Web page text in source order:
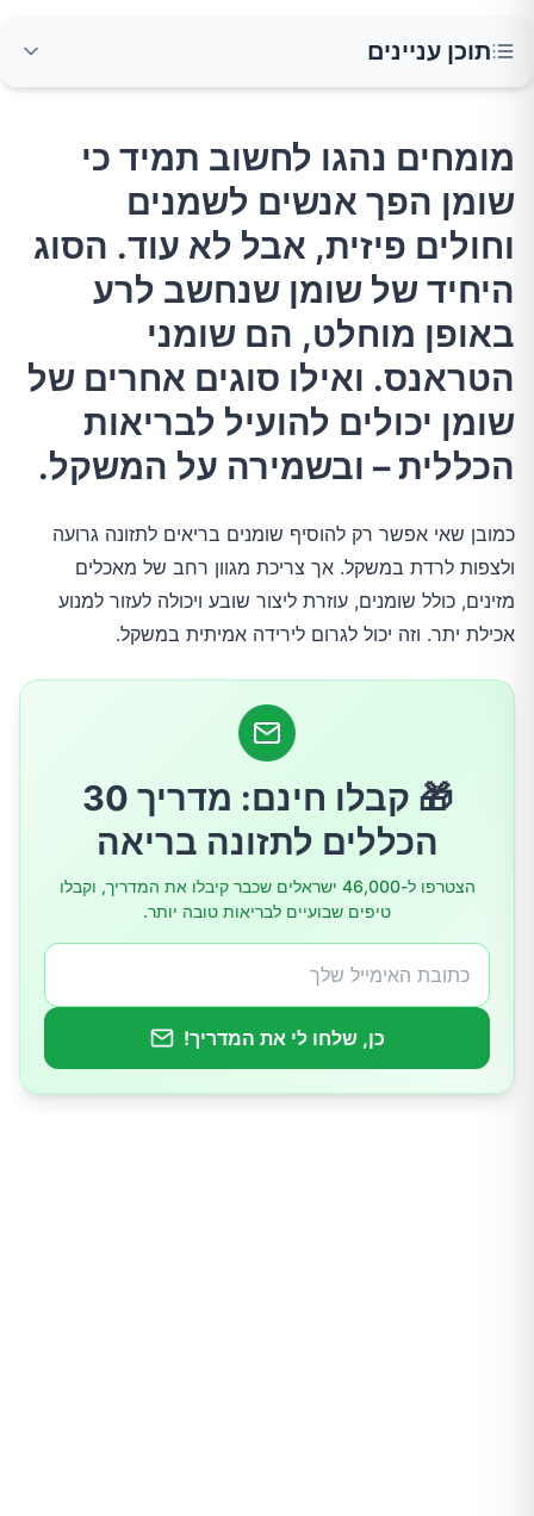
תוכן עניינים
לשמנים וחולים פיזית, אבל לא עוד. הסוג היחיד של
שומן שנחשב לרע באופן מוחלט, הם שומני
הטראנס. ואילו סוגים אחרים של שומן יכולים
להועיל לבריאות הכללית – ובשמירה על המשקל.
1.אגוזים
2.שמן קוקוס
3.אבוקדו
5.חמאה מזוקקת
מומחים נהגו לחשוב תמיד כי
שומן הפך אנשים לשמנים
וחולים פיזית, אבל לא עוד. הסוג
היחיד של שומן שנחשב לרע
באופן מוחלט, הם שומני
הטראנס. ואילו סוגים אחרים של
שומן יכולים להועיל לבריאות
הכללית – ובשמירה על המשקל.
כמובן שאי אפשר רק להוסיף שומנים בריאים לתזונה גרועה
ולצפות לרדת במשקל. אך צריכת מגוון רחב של מאכלים
מזינים, כולל שומנים, עוזרת ליצור שובע ויכולה לעזור למנוע
אכילת יתר. וזה יכול לגרום לירידה אמיתית במשקל.
🎁 קבלו חינם: מדריך 30
הכללים לתזונה בריאה
הצטרפו ל-46,000 ישראלים שכבר קיבלו את המדריך, וקבלו
טיפים שבועיים לבריאות טובה יותר.
כן, שלחו לי את המדריך!